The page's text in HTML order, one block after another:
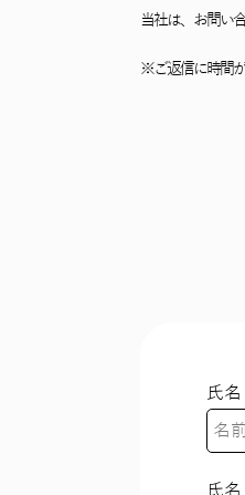
当社は、お問い
※ご返信に時間
氏
氏